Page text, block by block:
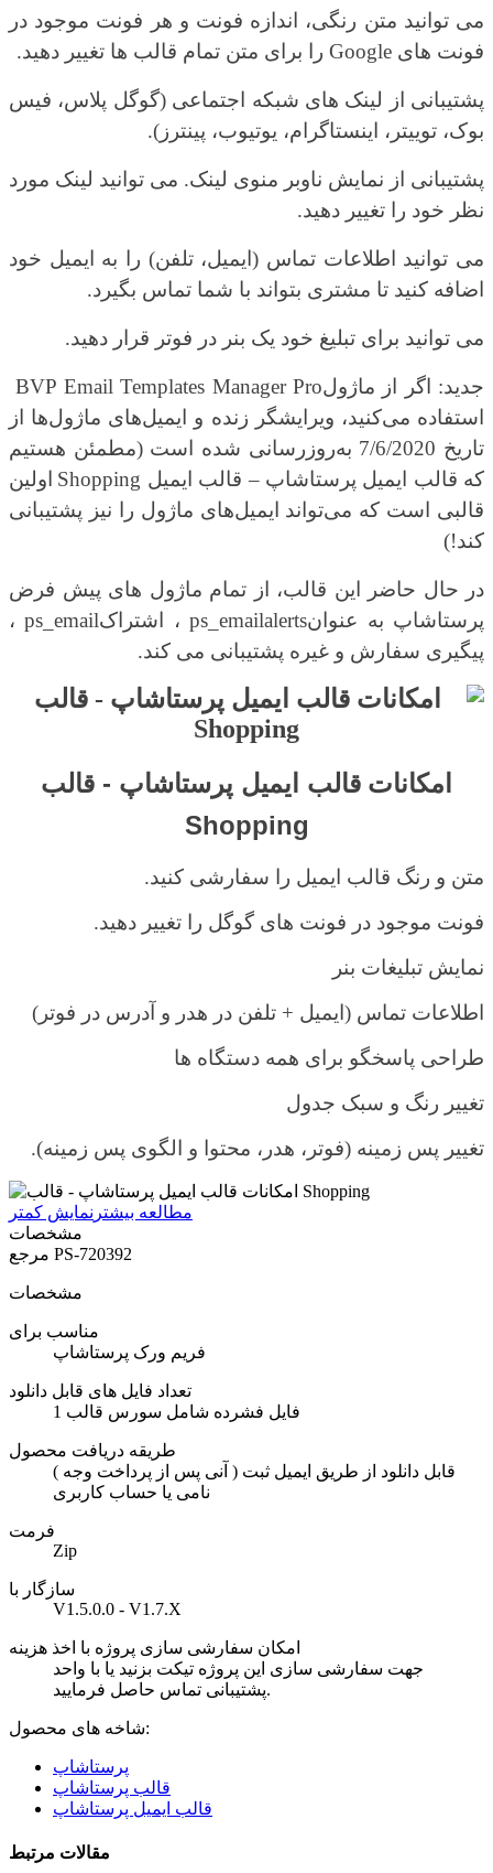
می توانید متن رنگی، اندازه فونت و هر فونت موجود در
فونت های Google را برای متن تمام قالب ها تغییر دهید.
پشتیبانی از لینک های شبکه اجتماعی (گوگل پلاس، فیس
بوک، توییتر، اینستاگرام، یوتیوب، پینترز).
پشتیبانی از نمایش ناوبر منوی لینک. می توانید لینک مورد
نظر خود را تغییر دهید.
می توانید اطلاعات تماس (ایمیل، تلفن) را به ایمیل خود
اضافه کنید تا مشتری بتواند با شما تماس بگیرد.
می توانید برای تبلیغ خود یک بنر در فوتر قرار دهید.
جدید: اگر از ماژولBVP Email Templates Manager Pro
استفاده می‌کنید، ویرایشگر زنده و ایمیل‌های ماژول‌ها از
تاریخ 7/6/2020 به‌روزرسانی شده است (مطمئن هستیم
که قالب ایمیل پرستاشاپ – قالب ایمیل Shopping اولین
قالبی است که می‌تواند ایمیل‌های ماژول را نیز پشتیبانی
کند!)
در حال حاضر این قالب، از تمام ماژول های پیش فرض
پرستاشاپ به عنوانps_emailalerts ، اشتراکps_email ،
پیگیری سفارش و غیره پشتیبانی می کند.
امکانات قالب ایمیل پرستاشاپ - قالب
Shopping
متن و رنگ قالب ایمیل را سفارشی کنید.
فونت موجود در فونت های گوگل را تغییر دهید.
نمایش تبلیغات بنر
اطلاعات تماس (ایمیل + تلفن در هدر و آدرس در فوتر)
طراحی پاسخگو برای همه دستگاه ها
تغییر رنگ و سبک جدول
تغییر پس زمینه (فوتر، هدر، محتوا و الگوی پس زمینه).
مطالعه بیشتر نمایش کمتر
مشخصات
PS-720392
مشخصات
مناسب برای
فریم ورک پرستاشاپ
تعداد فایل های قابل دانلود
1 فایل فشرده شامل سورس قالب
طریقه دریافت محصول
( آنی پس از پرداخت وجه ) قابل دانلود از طریق ایمیل ثبت
نامی یا حساب کاربری
فرمت
Zip
سازگار با
V1.5.0.0 - V1.7.X
امکان سفارشی سازی پروژه با اخذ هزینه
جهت سفارشی سازی این پروژه تیکت بزنید یا با واحد
پشتیبانی تماس حاصل فرمایید.
شاخه های محصول:
پرستاشاپ
قالب پرستاشاپ
قالب ایمیل پرستاشاپ
مقالات مرتبط